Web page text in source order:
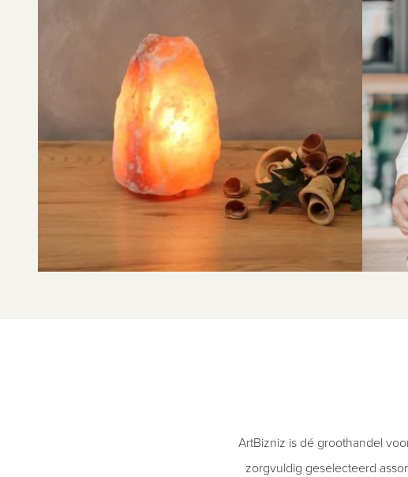
ArtBizniz is dé groothandel
zorgvuldig geselecteerd